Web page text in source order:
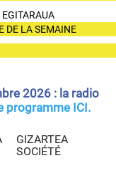
DE LA SEMAINE
2026 : la radio
programme ICI.
GIZARTEA
SOCIÉTÉ